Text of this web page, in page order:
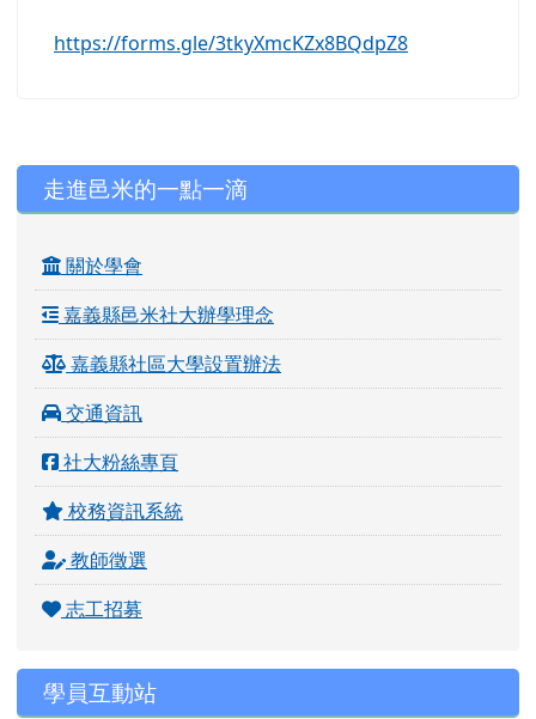
https://forms.gle/3tkyXmcKZx8BQdpZ8
左邊區域內容
走進邑米的一點一滴
關於學會
嘉義縣邑米社大辦學理念
嘉義縣社區大學設置辦法
交通資訊
社大粉絲專頁
校務資訊系統
教師徵選
志工招募
學員互動站